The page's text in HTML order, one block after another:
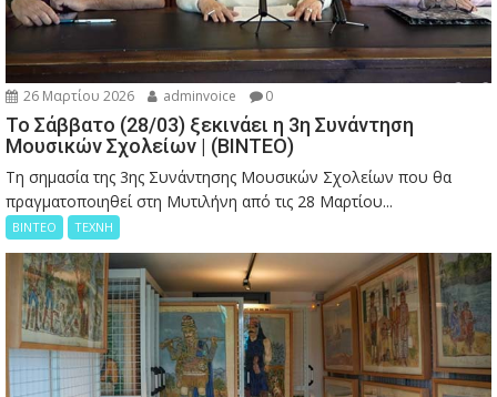
26 Μαρτίου 2026 adminvoice 0
Το Σάββατο (28/03) ξεκινάει η 3η Συνάντηση
Μουσικών Σχολείων | (ΒΙΝΤΕΟ)
Τη σημασία της 3ης Συνάντησης Μουσικών Σχολείων που θα
πραγματοποιηθεί στη Μυτιλήνη από τις 28 Μαρτίου...
ΒΙΝΤΕΟ ΤΕΧΝΗ